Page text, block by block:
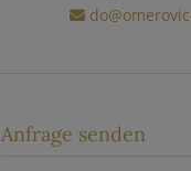
Anfrage senden